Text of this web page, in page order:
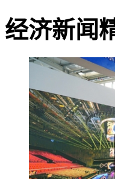
经济新闻